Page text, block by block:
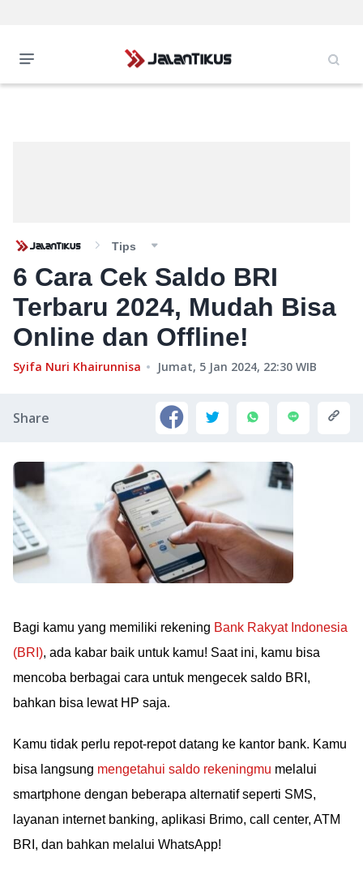
Tips
6 Cara Cek Saldo BRI
Terbaru 2024, Mudah Bisa
Online dan Offline!
Syifa Nuri Khairunnisa Jumat, 5 Jan 2024, 22:30 WIB
Share
Bagi kamu yang memiliki rekening Bank Rakyat Indonesia
(BRI), ada kabar baik untuk kamu! Saat ini, kamu bisa
mencoba berbagai cara untuk mengecek saldo BRI,
bahkan bisa lewat HP saja.
Kamu tidak perlu repot-repot datang ke kantor bank. Kamu
bisa langsung mengetahui saldo rekeningmu melalui
smartphone dengan beberapa alternatif seperti SMS,
layanan internet banking, aplikasi Brimo, call center, ATM
BRI, dan bahkan melalui WhatsApp!